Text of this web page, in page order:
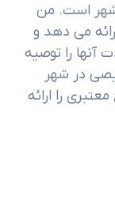
است. من
می دهد و
را توصیه
در شهر
را ارائه